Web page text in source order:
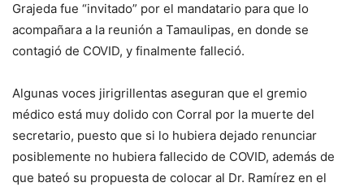
Grajeda fue “invitado” por el mandatario para que lo
acompañara a la reunión a Tamaulipas, en donde se
contagió de COVID, y finalmente falleció.
Algunas voces jirigrillentas aseguran que el gremio
médico está muy dolido con Corral por la muerte del
secretario, puesto que si lo hubiera dejado renunciar
posiblemente no hubiera fallecido de COVID, además de
que bateó su propuesta de colocar al Dr. Ramírez en el